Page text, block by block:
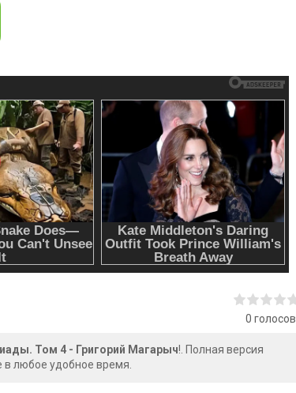
0 голосов
Том 4 - Григорий Магарыч!. Полная версия
любое удобное время.